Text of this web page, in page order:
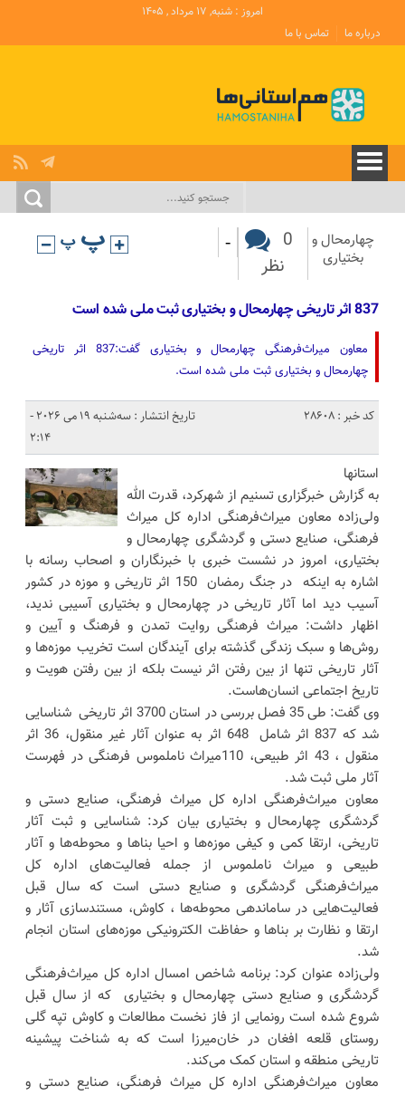
امروز : شنبه, ۱۷ مرداد , ۱۴۰۵
درباره ما
تماس با ما
چهارمحال و
بختیاری
0
نظر
-
837 اثر تاریخی چهارمحال و بختیاری ثبت ملی شده است
معاون میراث‌فرهنگی چهارمحال و بختیاری گفت:837 اثر تاریخی
چهارمحال و بختیاری ثبت ملی شده است.
کد خبر : 28608
تاریخ انتشار : سه‌شنبه 19 می 2026 -
2:14
استانها
به گزارش خبرگزاری تسنیم از شهرکرد، قدرت الله
ولی‌زاده معاون میراث‌فرهنگی اداره کل میراث
فرهنگی، صنایع دستی و گردشگری چهارمحال و
بختیاری، امروز در نشست خبری با خبرنگاران و اصحاب رسانه با
اشاره به اینکه در جنگ رمضان 150 اثر تاریخی و موزه در کشور
آسیب دید اما آثار تاریخی در چهارمحال و بختیاری آسیبی ندید،
اظهار داشت: میراث فرهنگی روایت تمدن و فرهنگ و آیین و
روش‌‌ها و سبک زندگی گذشته برای آیندگان است تخریب موزه‌ها و
آثار تاریخی تنها از بین رفتن اثر نیست بلکه از بین رفتن هویت و
تاریخ اجتماعی انسان‌هاست.
وی گفت: طی 35 فصل بررسی در استان 3700 اثر تاریخی شناسایی
شد که 837 اثر شامل 648 اثر به عنوان آثار غیر منقول، 36 اثر
منقول ، 43 اثر طبیعی، 110میراث ناملموس فرهنگی در فهرست
آثار ملی ثبت شد.
معاون میراث‌فرهنگی اداره کل میراث فرهنگی، صنایع دستی و
گردشگری چهارمحال و بختیاری بیان کرد: شناسایی و ثبت آثار
تاریخی، ارتقا کمی و کیفی موزه‌ها و احیا بناها و محوطه‌ها و آثار
طبیعی و میراث ناملموس از جمله فعالیت‌های اداره کل
میراث‌فرهنگی گردشگری و صنایع دستی است که سال قبل
فعالیت‌هایی در ساماندهی محوطه‌ها ، کاوش، مستندسازی آثار و
ارتقا و نظارت بر بناها و حفاظت الکترونیکی موزه‌های استان انجام
شد.
ولی‌زاده عنوان کرد: برنامه شاخص امسال اداره کل میراث‌فرهنگی
گردشگری و صنایع دستی چهارمحال و بختیاری که از سال قبل
شروع شده است رونمایی از فاز نخست مطالعات و کاوش تپه گلی
روستای قلعه افغان در خان‌میرزا است که به شناخت پیشینه
تاریخی منطقه و استان کمک می‌کند.
معاون میراث‌فرهنگی اداره کل میراث فرهنگی، صنایع دستی و